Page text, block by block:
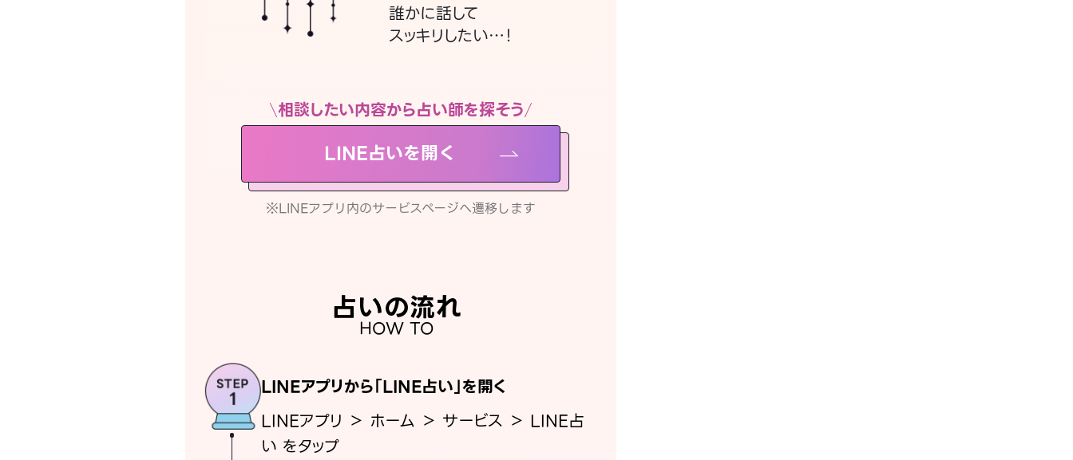
誰かに話して
スッキリしたい…！
相談したい内容から占い師を探そう
LINE占いを開く
※LINEアプリ内のサービスページへ遷移します
占いの流れ
HOW TO
LINEアプリから「LINE占い」を開く
LINEアプリ ＞ ホーム ＞ サービス ＞ LINE占
い をタップ